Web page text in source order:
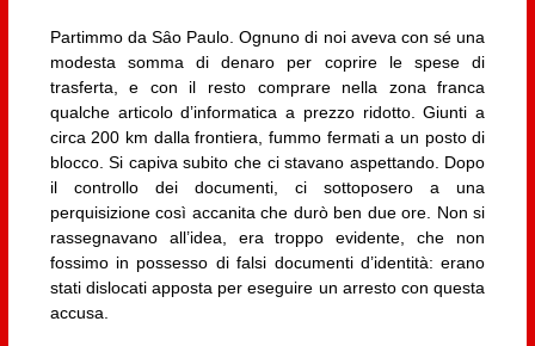
Partimmo da Sȃo Paulo. Ognuno di noi aveva con sé una
modesta somma di denaro per coprire le spese di
trasferta, e con il resto comprare nella zona franca
qualche articolo d’informatica a prezzo ridotto. Giunti a
circa 200 km dalla frontiera, fummo fermati a un posto di
blocco. Si capiva subito che ci stavano aspettando. Dopo
il controllo dei documenti, ci sottoposero a una
perquisizione così accanita che durò ben due ore. Non si
rassegnavano all’idea, era troppo evidente, che non
fossimo in possesso di falsi documenti d’identità: erano
stati dislocati apposta per eseguire un arresto con questa
accusa.